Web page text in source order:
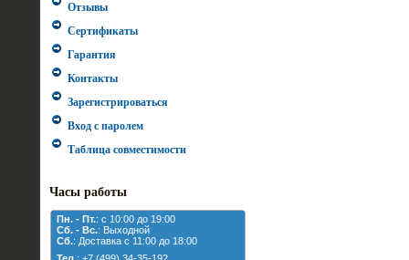
Отзывы
Сертификаты
Гарантия
Контакты
Зарегистрироваться
Вход с паролем
Таблица совместимости
Часы работы
Пн. - Пт.: с 10:00 до 19:00
Cб. - Вс.: Выходной
Cб.: Доставка с 11:00 до 18:00